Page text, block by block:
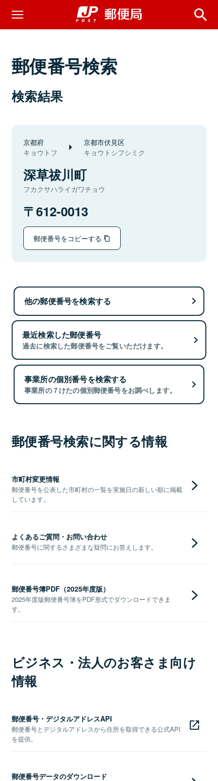
郵便番号検索
検索結果
京都府
キョウトフ
京都市伏見区
キョウトシフシミク
深草祓川町
フカクサハライガワチョウ
612-0013
郵便番号をコピーする
他の郵便番号を検索する
最近検索した郵便番号
過去に検索した郵便番号をご覧いただけます。
事業所の個別番号を検索する
事業所の７けたの個別郵便番号をお調べします。
郵便番号検索に関する情報
市町村変更情報
郵便番号を公表した市町村の一覧を実施日の新しい順に掲載
しています。
よくあるご質問・お問い合わせ
郵便番号に関するさまざまな疑問にお答えします。
郵便番号簿PDF（2025年度版）
2025年度版郵便番号簿をPDF形式でダウンロードできま
す。
ビジネス・法人のお客さま向け
情報
郵便番号・デジタルアドレスAPI
郵便番号とデジタルアドレスから住所を取得できる公式API
を提供。
郵便番号データのダウンロード